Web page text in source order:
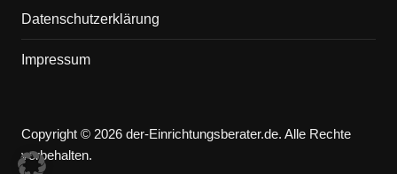
Datenschutzerklärung
Impressum
Copyright © 2026 der-Einrichtungsberater.de. Alle Rechte
vorbehalten.